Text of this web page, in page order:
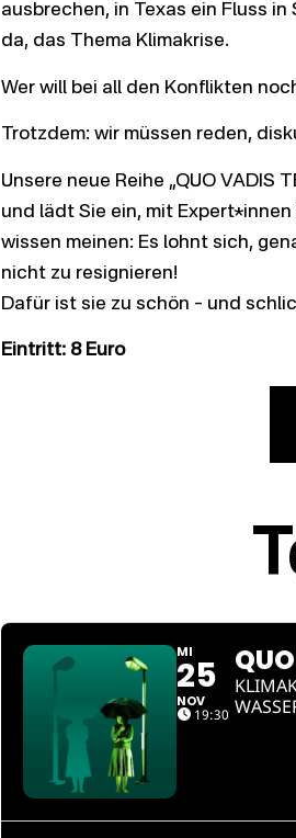
ausbrechen, in Texas ein Fluss
da, das Thema Klimakrise.
Wer will bei all den Konflikten
Trotzdem: wir müssen reden,
Unsere neue Reihe „QUO VADIS
und lädt Sie ein, mit
wissen meinen: Es lohnt sich,
nicht zu resignieren!
Dafür ist sie zu schön – und
Eintritt: 8 Euro
MI
25
NOV
19:30